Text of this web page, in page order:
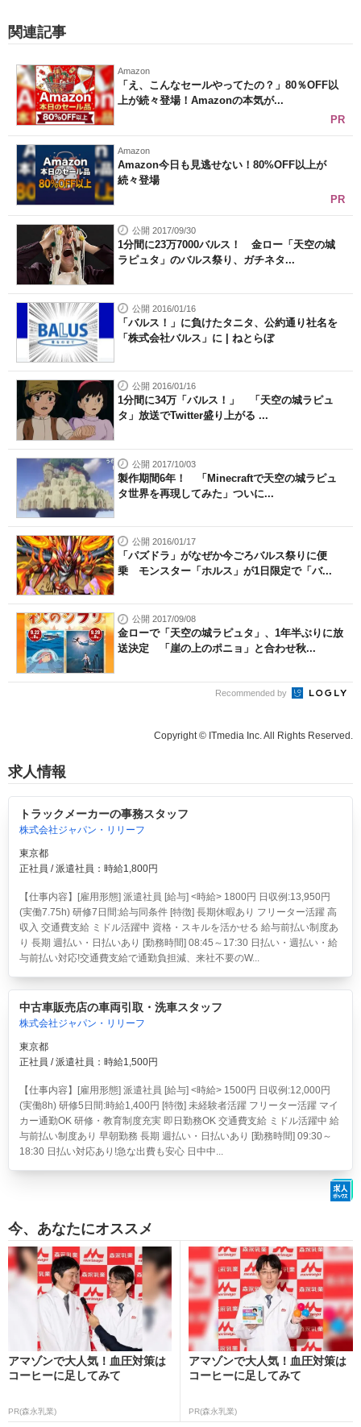
関連記事
Amazon
「え、こんなセールやってたの？」80％OFF以
上が続々登場！Amazonの本気が...
PR
Amazon
Amazon今日も見逃せない！80%OFF以上が
続々登場
PR
公開 2017/09/30
1分間に23万7000バルス！ 金ロー「天空の城
ラピュタ」のバルス祭り、ガチネタ...
公開 2016/01/16
「バルス！」に負けたタニタ、公約通り社名を
「株式会社バルス」に | ねとらぼ
公開 2016/01/16
1分間に34万「バルス！」 「天空の城ラピュ
タ」放送でTwitter盛り上がる ...
公開 2017/10/03
製作期間6年！ 「Minecraftで天空の城ラピュ
タ世界を再現してみた」ついに...
公開 2016/01/17
「パズドラ」がなぜか今ごろバルス祭りに便
乗 モンスター「ホルス」が1日限定で「バ...
公開 2017/09/08
金ローで「天空の城ラピュタ」、1年半ぶりに放
送決定 「崖の上のポニョ」と合わせ秋...
Recommended by
Copyright © ITmedia Inc. All Rights Reserved.
求人情報
トラックメーカーの事務スタッフ
株式会社ジャパン・リリーフ
東京都
正社員 / 派遣社員：時給1,800円
【仕事内容】[雇用形態] 派遣社員 [給与] <時給> 1800円 日収例:13,950円
(実働7.75h) 研修7日間:給与同条件 [特徴] 長期休暇あり フリーター活躍 高
収入 交通費支給 ミドル活躍中 資格・スキルを活かせる 給与前払い制度あ
り 長期 週払い・日払いあり [勤務時間] 08:45～17:30 日払い・週払い・給
与前払い対応!交通費支給で通勤負担減、来社不要のW...
中古車販売店の車両引取・洗車スタッフ
株式会社ジャパン・リリーフ
東京都
正社員 / 派遣社員：時給1,500円
【仕事内容】[雇用形態] 派遣社員 [給与] <時給> 1500円 日収例:12,000円
(実働8h) 研修5日間:時給1,400円 [特徴] 未経験者活躍 フリーター活躍 マイ
カー通勤OK 研修・教育制度充実 即日勤務OK 交通費支給 ミドル活躍中 給
与前払い制度あり 早朝勤務 長期 週払い・日払いあり [勤務時間] 09:30～
18:30 日払い対応あり!急な出費も安心 日中中...
今、あなたにオススメ
アマゾンで大人気！血圧対策は
コーヒーに足してみて
PR(森永乳業)
アマゾンで大人気！血圧対策は
コーヒーに足してみて
PR(森永乳業)